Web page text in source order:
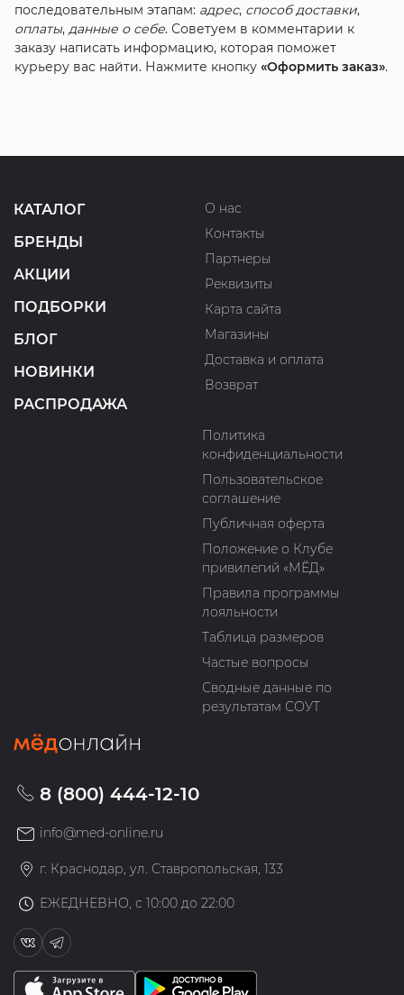
последовательным этапам: адрес, способ доставки,
оплаты, данные о себе. Советуем в комментарии к
заказу написать информацию, которая поможет
курьеру вас найти. Нажмите кнопку «Оформить заказ».
КАТАЛОГ
БРЕНДЫ
АКЦИИ
ПОДБОРКИ
БЛОГ
НОВИНКИ
РАСПРОДАЖА
О нас
Контакты
Партнеры
Реквизиты
Карта сайта
Магазины
Доставка и оплата
Возврат
Политика
конфиденциальности
Пользовательское
соглашение
Публичная оферта
Положение о Клубе
привилегий «МЁД»
Правила программы
лояльности
Таблица размеров
Частые вопросы
Сводные данные по
результатам СОУТ
8 (800) 444-12-10
info@med-online.ru
г. Краснодар, ул. Ставропольская, 133
ЕЖЕДНЕВНО, с 10:00 до 22:00